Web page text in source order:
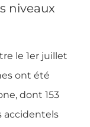
niveaux
le 1er juillet
ont été
dont 153
accidentels